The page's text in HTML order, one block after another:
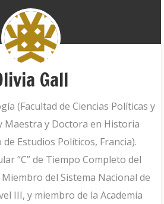
Gall
(Facultad de Ciencias Políticas y
Maestra y Doctora en Historia
Estudios Políticos, Francia).
“C” de Tiempo Completo del
Miembro del Sistema Nacional de
III, y miembro de la Academia